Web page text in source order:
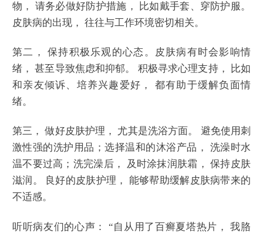
物， 请务必做好防护措施， 比如戴手套、穿防护服。
皮肤病的出现， 往往与工作环境密切相关。
第二， 保持积极乐观的心态。皮肤病有时会影响情
绪， 甚至导致焦虑和抑郁。 积极寻求心理支持， 比如
和亲友倾诉、培养兴趣爱好， 都有助于缓解负面情
绪。
第三， 做好皮肤护理， 尤其是洗浴方面。 避免使用刺
激性强的洗护用品；选择温和的沐浴产品， 洗澡时水
温不要过高；洗完澡后， 及时涂抹润肤霜， 保持皮肤
滋润。 良好的皮肤护理， 能够帮助缓解皮肤病带来的
不适感。
听听病友们的心声： “自从用了百癣夏塔热片， 我胳